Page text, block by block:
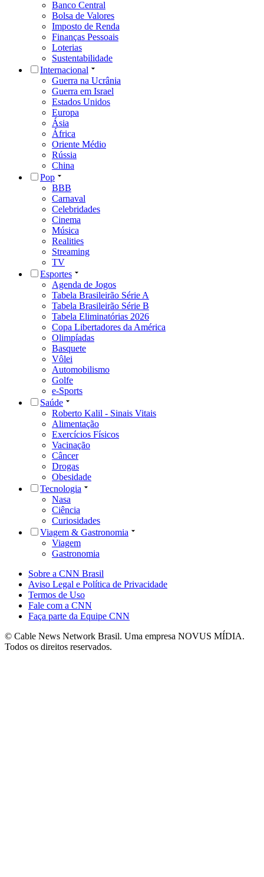
Banco Central
Bolsa de Valores
Imposto de Renda
Finanças Pessoais
Loterias
Sustentabilidade
Internacional
Guerra na Ucrânia
Guerra em Israel
Estados Unidos
Europa
Ásia
África
Oriente Médio
Rússia
China
Pop
BBB
Carnaval
Celebridades
Cinema
Música
Realities
Streaming
TV
Esportes
Agenda de Jogos
Tabela Brasileirão Série A
Tabela Brasileirão Série B
Tabela Eliminatórias 2026
Copa Libertadores da América
Olimpíadas
Basquete
Vôlei
Automobilismo
Golfe
e-Sports
Saúde
Roberto Kalil - Sinais Vitais
Alimentação
Exercícios Físicos
Vacinação
Câncer
Drogas
Obesidade
Tecnologia
Nasa
Ciência
Curiosidades
Viagem & Gastronomia
Viagem
Gastronomia
Sobre a CNN Brasil
Aviso Legal e Política de Privacidade
Termos de Uso
Fale com a CNN
Faça parte da Equipe CNN
© Cable News Network Brasil. Uma empresa NOVUS MÍDIA.
Todos os direitos reservados.